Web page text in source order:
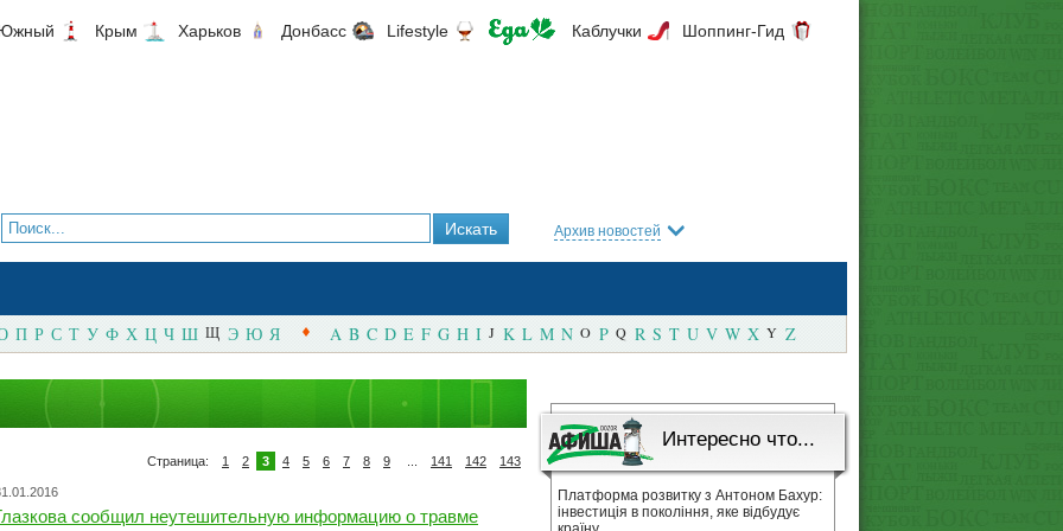
Крым Харьков Донбасс Lifestyle Каблучки Шоппинг-Гид
Архив новостей
П Р С Т У Ф Х Ц Ч Ш Щ Э Ю Я A B C D E F G H I J K L M N O P Q R S T U V W X Y Z
Страница: 1 2 3 4 5 6 7 8 9 141 142 143
сообщил неутешительную информацию о травме
Интересно что...
Платформа розвитку з Антоном Бахур:
інвестиція в покоління, яке відбудує